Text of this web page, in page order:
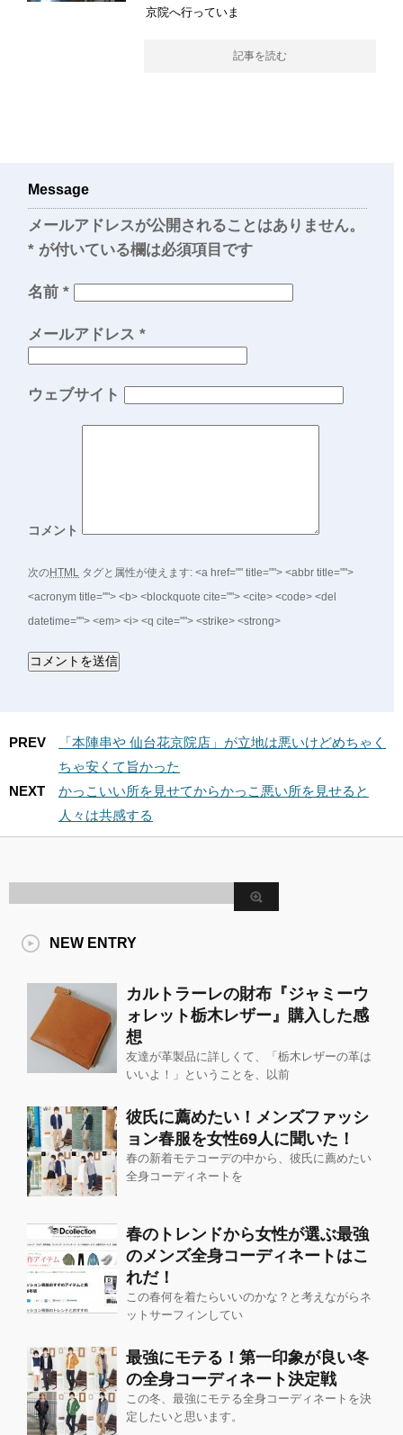
京院へ行っていま
記事を読む
Message
メールアドレスが公開されることはありません。
* が付いている欄は必須項目です
名前 *
メールアドレス *
ウェブサイト
コメント
次のHTML タグと属性が使えます: <a href="" title=""> <abbr title="">
<acronym title=""> <b> <blockquote cite=""> <cite> <code> <del
datetime=""> <em> <i> <q cite=""> <strike> <strong>
PREV
「本陣串や 仙台花京院店」が立地は悪いけどめちゃく
ちゃ安くて旨かった
NEXT
かっこいい所を見せてからかっこ悪い所を見せると
人々は共感する
NEW ENTRY
カルトラーレの財布『ジャミーウ
ォレット栃木レザー』購入した感
想
友達が革製品に詳しくて、「栃木レザーの革は
いいよ！」ということを、以前
彼氏に薦めたい！メンズファッシ
ョン春服を女性69人に聞いた！
春の新着モテコーデの中から、彼氏に薦めたい
全身コーディネートを
春のトレンドから女性が選ぶ最強
のメンズ全身コーディネートはこ
れだ！
この春何を着たらいいのかな？と考えながらネ
ットサーフィンしてい
最強にモテる！第一印象が良い冬
の全身コーディネート決定戦
この冬、最強にモテる全身コーディネートを決
定したいと思います。